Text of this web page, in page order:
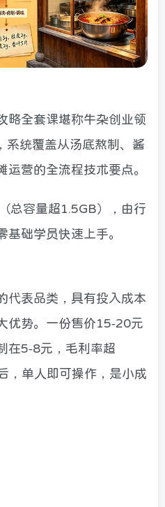
略全套课堪称牛杂创业领
系统覆盖从汤底熬制、酱
运营的全流程技术要点。
总容量超1.5GB），由行
基础学员快速上手。
代表品类，具有投入成本
优势。一份售价15-20元
在5-8元，毛利率超
，单人即可操作，是小成